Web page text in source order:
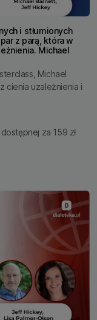
i stłumionych
z parą, która w
Michael
Michael
cienia uzależnienia i
za 159 zł